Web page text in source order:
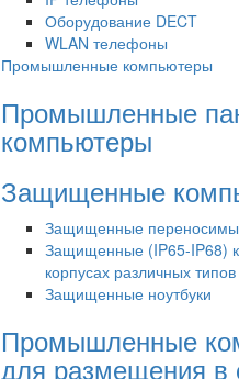
Оборудование DECT
WLAN телефоны
Промышленные компьютеры
Промышленные
компьютеры
Защищенные
Защищенные
Защищенные (IP65-IP68)
корпусах различных типов
Защищенные ноутбуки
Промышленные
для размещения в